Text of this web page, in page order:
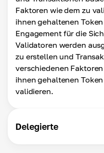
Faktoren wie dem zu
ihnen gehaltenen
Engagement für die
Validatoren werden
zu erstellen und
verschiedenen
ihnen gehaltenen
validieren.
Delegierte